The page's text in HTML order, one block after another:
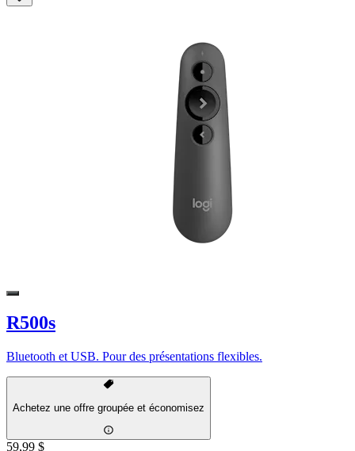
R500s
Bluetooth et USB. Pour des présentations flexibles.
Achetez une offre groupée et économisez
59,99 $